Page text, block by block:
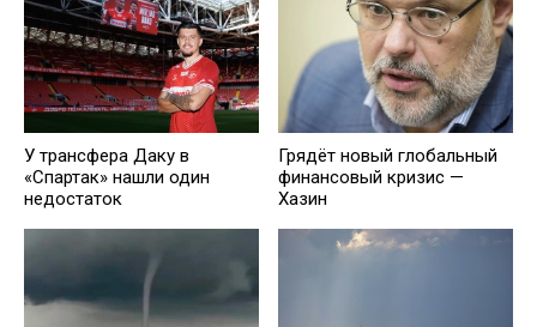
У трансфера Даку в
«Спартак» нашли один
недостаток
Грядёт нoвый глобальный
финансовый кризис —
Хазин